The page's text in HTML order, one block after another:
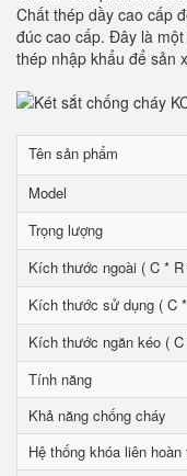
Chất thép dầy cao cấp
đúc cao cấp. Đây là
thép nhập khẩu để sản
Tên sản phẩm
Model
Trọng lượng
Kích thước ngoài ( C *
Kích thước sử dụng ( C
Kích thước ngăn kéo (
Tính năng
Khả năng chống cháy
Hệ thống khóa liên